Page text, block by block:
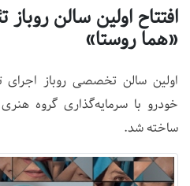
افتتاح اولین سالن
«هما روستا»
خودرو با سرمایه‌گذاری گروه
ساخته شد.